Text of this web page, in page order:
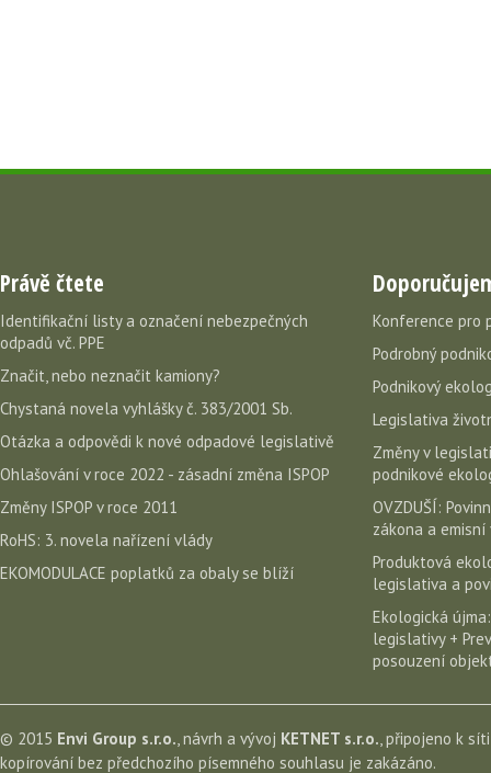
Právě čtete
Identifikační listy a označení nebezpečných
odpadů vč. PPE
Značit, nebo neznačit kamiony?
Chystaná novela vyhlášky č. 383/2001 Sb.
Otázka a odpovědi k nové odpadové legislativě
Ohlašování v roce 2022 - zásadní změna ISPOP
Změny ISPOP v roce 2011
RoHS: 3. novela nařízení vlády
EKOMODULACE poplatků za obaly se blíží
Konference pro
Podrobný
Podnikový
Legislativa
Změny v
podnikové
OVZDUŠÍ:
zákona a emisní
Produktová
legislativa a
Ekologická
legislativy +
posouzení
© 2015 Envi Group s.r.o. , návrh a vývoj KETNET s.r.o. , připojeno k
kopírování bez předchozího písemného souhlasu je zakázáno.